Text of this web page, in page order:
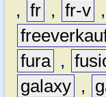
, fr , fr-v ,
fura ,
galaxy ,